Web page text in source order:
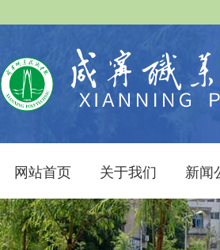
网站首页 关于我们 新闻